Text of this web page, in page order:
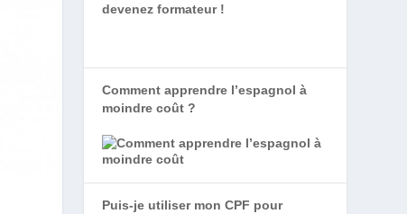
devenez formateur !
Comment apprendre l’espagnol à
moindre coût ?
Puis-je utiliser mon CPF pour